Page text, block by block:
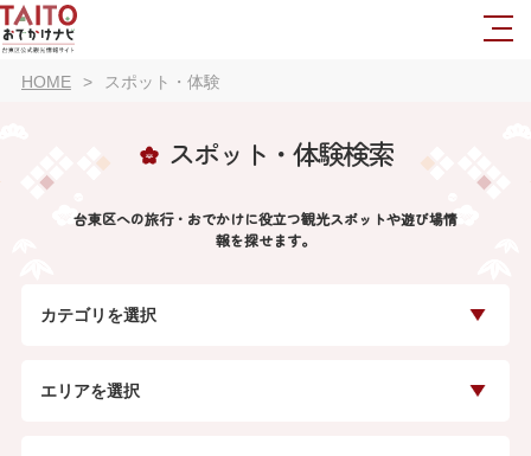
HOME スポット・体験
スポット・体験検索
台東区への旅行・おでかけに役立つ観光スポットや遊び場情
報を探せます。
カテゴリを選択
エリアを選択